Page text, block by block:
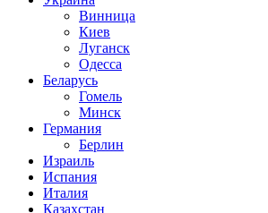
Винница
Киев
Луганск
Одесса
Беларусь
Гомель
Минск
Германия
Берлин
Израиль
Испания
Италия
Казахстан